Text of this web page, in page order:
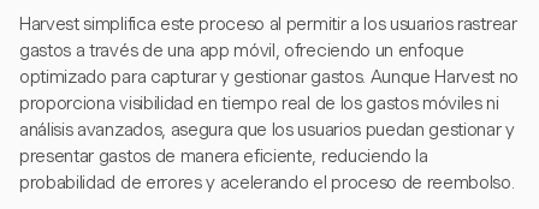
Harvest simplifica este proceso al permitir a los usuarios rastrear
gastos a través de una app móvil, ofreciendo un enfoque
optimizado para capturar y gestionar gastos. Aunque Harvest no
proporciona visibilidad en tiempo real de los gastos móviles ni
análisis avanzados, asegura que los usuarios puedan gestionar y
presentar gastos de manera eficiente, reduciendo la
probabilidad de errores y acelerando el proceso de reembolso.